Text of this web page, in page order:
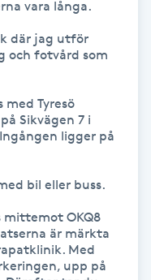
vara långa.
där jag utför
och fotvård som
Tyresö
Sikvägen 7 i
ligger på
bil eller buss.
mittemot OKQ8
är märkta
Med
upp på